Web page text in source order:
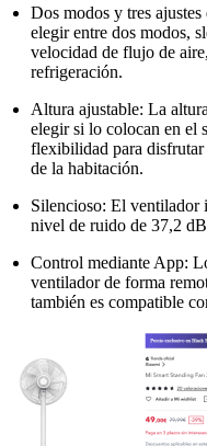
Dos modos y tres
elegir entre dos modos,
velocidad de flujo de
refrigeración.
Altura ajustable: La
elegir si lo colocan en el
flexibilidad para disfrutar
de la habitación.
Silencioso: El ventilador
nivel de ruido de 37,2
Control mediante App:
ventilador de forma
también es compatible